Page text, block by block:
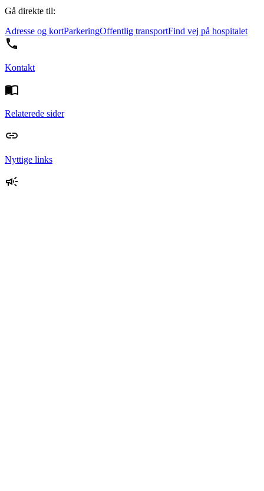
Gå direkte til:
Adresse og kortParkeringOffentlig transportFind vej på hospitalet
Kontakt
Relaterede sider
Nyttige links